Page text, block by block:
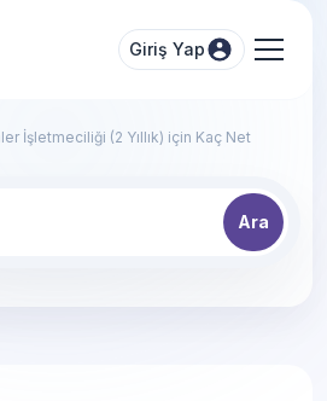
Giriş Yap
İşletmeciliği (2 Yıllık) için Kaç Net
Ara